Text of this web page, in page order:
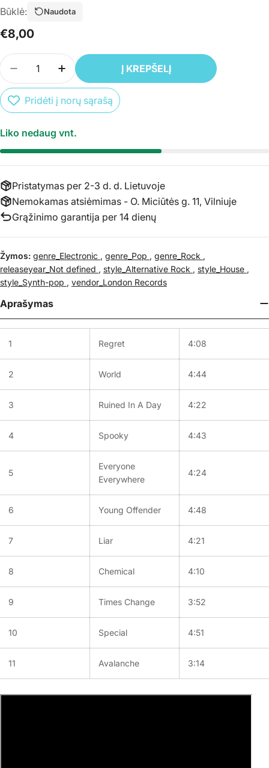
Būklė: Naudota
Įprasta
€8,00
Kiekis
SUMAŽINTI PREKĖS CD NEWORDER -
PADIDINTI PREKĖS CD NEWORDER -
Į KREPŠELĮ
Pridėti į norų sąrašą
Liko nedaug vnt.
Pristatymas per 2-3 d. d. Lietuvoje
Nemokamas atsiėmimas - O. Miciūtės g. 11, Vilniuje
Grąžinimo garantija per 14 dienų
Žymos: genre_Electronic , genre_Pop , genre_Rock ,
releaseyear_Not defined , style_Alternative Rock , style_House ,
style_Synth-pop , vendor_London Records
Aprašymas
1 Regret 4:08
2 World 4:44
3 Ruined In A Day 4:22
4 Spooky 4:43
5
Everyone
Everywhere
4:24
6 Young Offender 4:48
7 Liar 4:21
8 Chemical 4:10
9 Times Change 3:52
10 Special 4:51
11 Avalanche 3:14